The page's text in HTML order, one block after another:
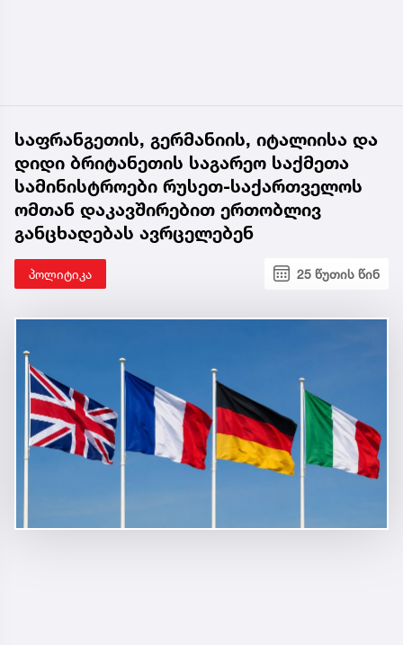
საფრანგეთის, გერმანიის, იტალიისა და
დიდი ბრიტანეთის საგარეო საქმეთა
სამინისტროები რუსეთ-საქართველოს
ომთან დაკავშირებით ერთობლივ
განცხადებას ავრცელებენ
პოლიტიკა 25 წუთის წინ